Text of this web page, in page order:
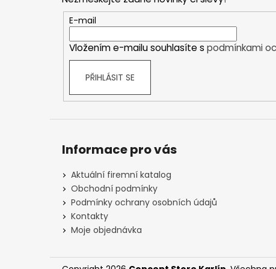
E-mail
Vložením e-mailu souhlasíte s podmínkami
PŘIHLÁSIT SE
Informace pro vás
Aktuální firemní katalog
Obchodní podmínky
Podmínky ochrany osobních údajů
Kontakty
Moje objednávka